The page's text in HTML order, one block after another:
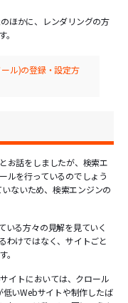
ほかに、レンダリングの方
ル)の登録・設定方
お話をしましたが、検索エ
ルを行っているのでしょう
ないため、検索エンジンの
いる方々の見解を見ていく
わけではなく、サイトごと
イトにおいては、クロール
いWebサイトや制作したば